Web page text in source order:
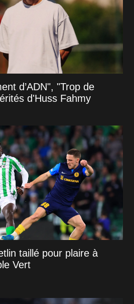
d’ADN", "Trop de
d'Huss Fahmy
taillé pour plaire à
Vert